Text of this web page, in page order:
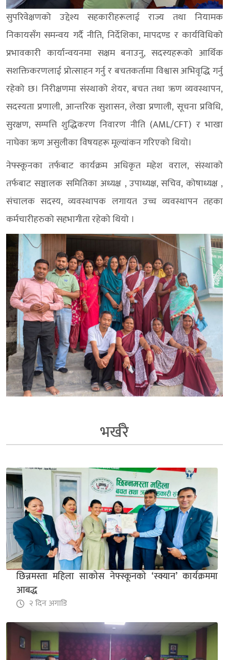
सुपरिवेक्षणको उद्देश्य सहकारीहरूलाई राज्य तथा नियामक
निकायसँग समन्वय गर्दै नीति, निर्देशिका, मापदण्ड र कार्यविधिको
प्रभावकारी कार्यान्वयनमा सक्षम बनाउनु, सदस्यहरूको आर्थिक
सशक्तिकरणलाई प्रोत्साहन गर्नु र बचतकर्तामा विश्वास अभिवृद्धि गर्नु
रहेको छ। निरीक्षणमा संस्थाको शेयर, बचत तथा ऋण व्यवस्थापन,
सदस्यता प्रणाली, आन्तरिक सुशासन, लेखा प्रणाली, सूचना प्रविधि,
सुरक्षण, सम्पत्ति शुद्धिकरण निवारण नीति (AML/CFT) र भाखा
नाघेका ऋण असुलीका विषयहरू मूल्यांकन गरिएको थियो।
नेफ्स्कूनका तर्फबाट कार्यक्रम अधिकृत महेश वराल, संस्थाको
तर्फबाट सञ्चालक समितिका अध्यक्ष , उपाध्यक्ष, सचिव, कोषाध्यक्ष ,
संचालक सदस्य, व्यवस्थापक लगायत उच्च व्यवस्थापन तहका
कर्मचारीहरुको सहभागीता रहेको थियो ।
भर्खरै
छिन्नमस्ता महिला साकोस नेफ्स्कूनको ‘स्क्यान’ कार्यक्रममा
आबद्ध
२ दिन अगाडि